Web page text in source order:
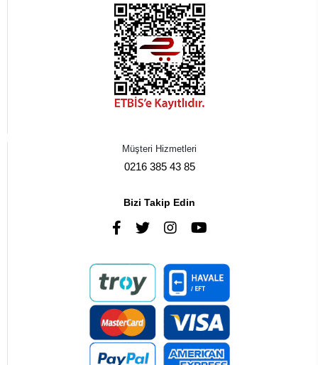
Müşteri Hizmetleri
0216 385 43 85
Bizi Takip Edin